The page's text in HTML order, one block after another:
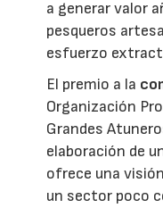
a generar valor
pesqueros
esfuerzo
El premio a la
Organización
Grandes
elaboración de
ofrece una
un sector poco